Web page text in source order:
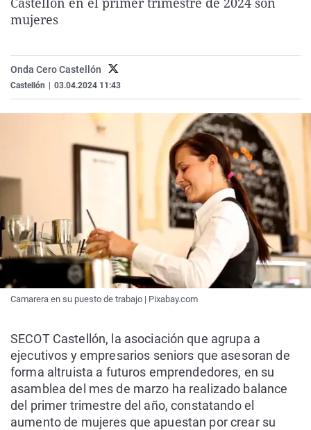
La rosa de los vientos
Como el perro y el
Caso
Equipo de
Extremadura
La Rioja
Virales
Elecciones
mujeres
Onda Cero Castellón
Castellón 03.04.2024 11:43
Camarera en su puesto de trabajo | Pixabay.com
SECOT Castellón, la asociación que agrupa a
ejecutivos y empresarios seniors que asesoran de
forma altruista a futuros emprendedores, en su
asamblea del mes de marzo ha realizado balance
del primer trimestre del año, constatando el
aumento de mujeres que apuestan por crear su